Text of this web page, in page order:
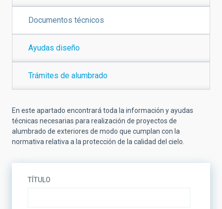
Documentos técnicos
Ayudas diseño
Trámites de alumbrado
En este apartado encontrará toda la información y ayudas
técnicas necesarias para realización de proyectos de
alumbrado de exteriores de modo que cumplan con la
normativa relativa a la protección de la calidad del cielo.
TÍTULO